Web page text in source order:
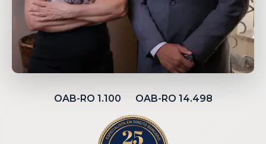
OAB-RO 1.100 OAB-RO 14.498